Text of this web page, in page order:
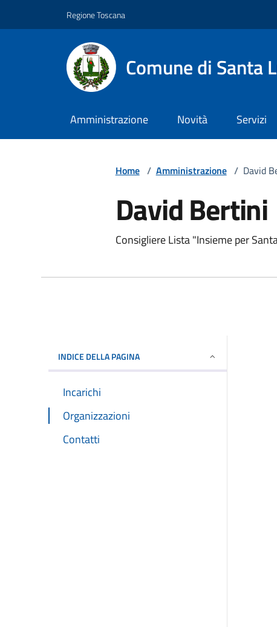
Regione Toscana
Comune di Santa
Amministrazione Novità Servizi
Home / Amministrazione / David
David Bertini
Descrizione breve
Consigliere Lista "Insieme per
INDICE DELLA PAGINA
Incarichi
Organizzazioni
Contatti